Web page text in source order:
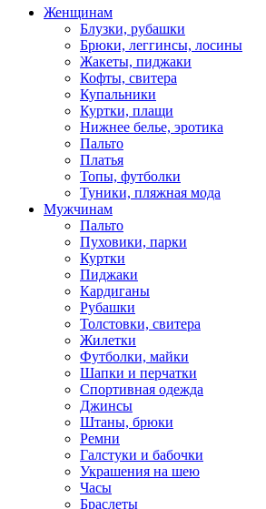
Женщинам
Блузки, рубашки
Брюки, леггинсы, лосины
Жакеты, пиджаки
Кофты, свитера
Купальники
Куртки, плащи
Нижнее белье, эротика
Пальто
Платья
Топы, футболки
Туники, пляжная мода
Мужчинам
Пальто
Пуховики, парки
Куртки
Пиджаки
Кардиганы
Рубашки
Толстовки, свитера
Жилетки
Футболки, майки
Шапки и перчатки
Спортивная одежда
Джинсы
Штаны, брюки
Ремни
Галстуки и бабочки
Украшения на шею
Часы
Браслеты